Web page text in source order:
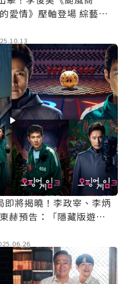
愛情》壓軸登場 綜藝
即將揭曉！李政宰、李炳
赫預告：「隱藏版遊戲